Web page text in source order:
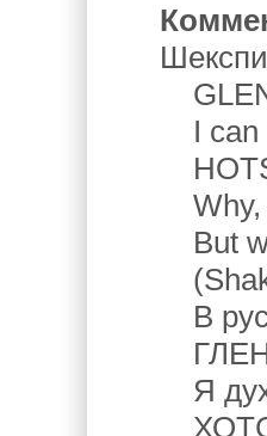
I can
Why,
But
В
Я